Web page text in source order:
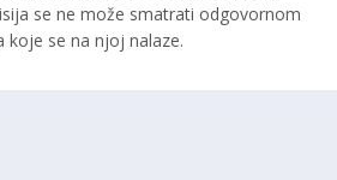
se ne može smatrati odgovornom
se na njoj nalaze.